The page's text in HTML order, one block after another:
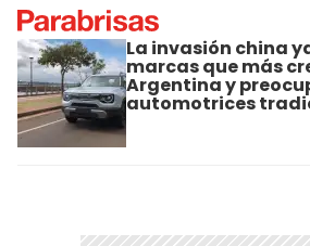
La invasión china
marcas que más
Argentina y
automotrices